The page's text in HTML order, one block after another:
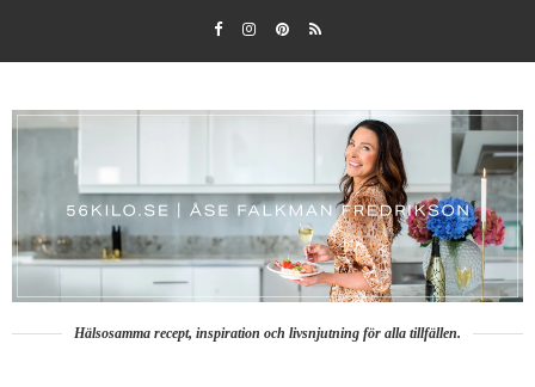
Hälsosamma recept, inspiration och livsnjutning för alla tillfällen.